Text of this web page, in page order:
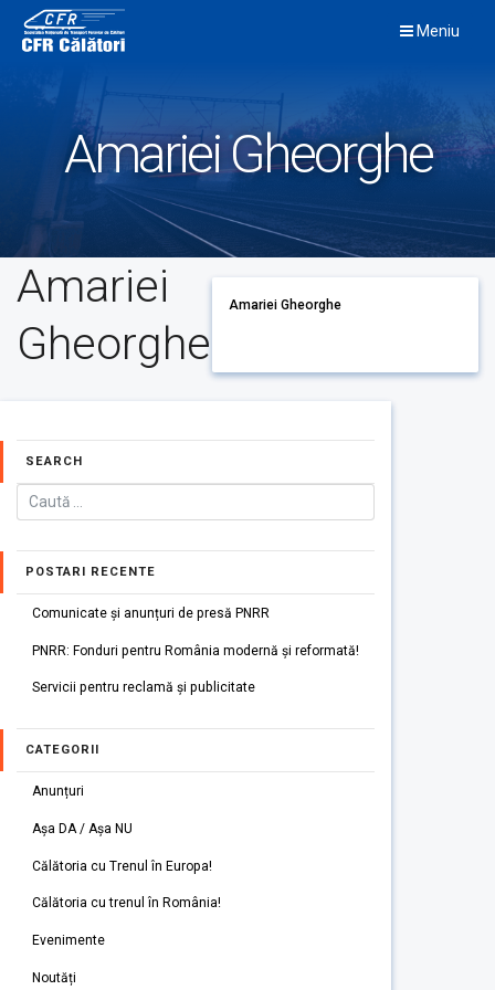
content
Meniu
Amariei Gheorghe
Amariei
Gheorghe
Amariei Gheorghe
SEARCH
POSTARI RECENTE
Comunicate și anunțuri de presă PNRR
PNRR: Fonduri pentru România modernă și reformată!
Servicii pentru reclamă și publicitate
CATEGORII
Anunțuri
Așa DA / Așa NU
Călătoria cu Trenul în Europa!
Călătoria cu trenul în România!
Evenimente
Noutăți